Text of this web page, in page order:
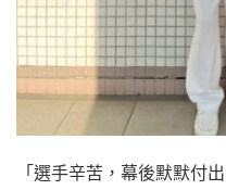
「選手辛苦，幕後默默付